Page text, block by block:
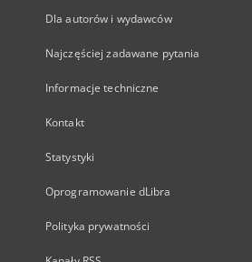
Dla autorów i wydawców
Najczęściej zadawane pytania
Informacje techniczne
Kontakt
Statystyki
Oprogramowanie dLibra
Polityka prywatności